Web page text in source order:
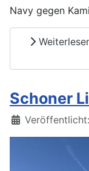
Navy gegen
Schoner
Details